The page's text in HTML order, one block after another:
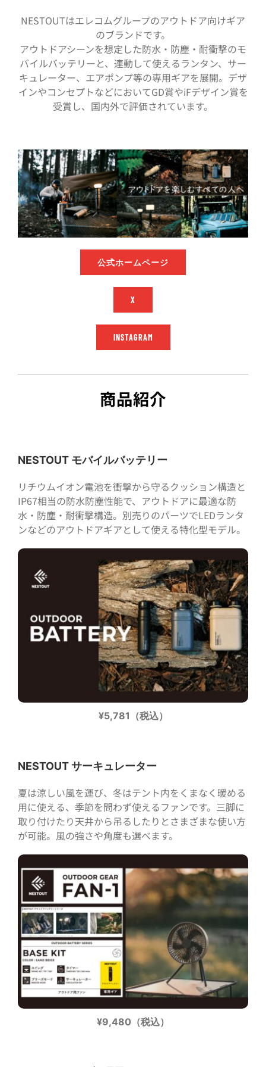
NESTOUTはエレコムグループのアウトドア向けギア
のブランドです。
アウトドアシーンを想定した防水・防塵・耐衝撃のモ
バイルバッテリーと、連動して使えるランタン、サー
キュレーター、エアポンプ等の専用ギアを展開。デザ
インやコンセプトなどにおいてGD賞やiFデザイン賞を
受賞し、国内外で評価されています。
公式ホームページ
X
INSTAGRAM
商品紹介
NESTOUT モバイルバッテリー
リチウムイオン電池を衝撃から守るクッション構造と
IP67相当の防水防塵性能で、アウトドアに最適な防
水・防塵・耐衝撃構造。別売りのパーツでLEDランタ
ンなどのアウトドアギアとして使える特化型モデル。
¥5,781（税込）
NESTOUT サーキュレーター
夏は涼しい風を運び、冬はテント内をくまなく暖める
用に使える、季節を問わず使えるファンです。三脚に
取り付けたり天井から吊るしたりとさまざまな使い方
が可能。風の強さや角度も選べます。
¥9,480（税込）